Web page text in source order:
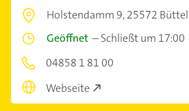
Holstendamm 9,25572 Büttel
Geöffnet –Schließt um 17:00
04858 1 81 00
Webseite